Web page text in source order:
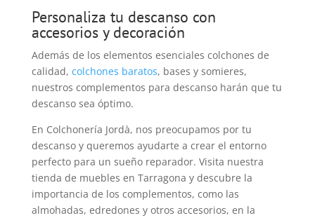
Personaliza tu descanso con
accesorios y decoración
Además de los elementos esenciales colchones de
calidad, colchones baratos, bases y somieres,
nuestros complementos para descanso harán que tu
descanso sea óptimo.
En Colchonería Jordà, nos preocupamos por tu
descanso y queremos ayudarte a crear el entorno
perfecto para un sueño reparador. Visita nuestra
tienda de muebles en Tarragona y descubre la
importancia de los complementos, como las
almohadas, edredones y otros accesorios, en la